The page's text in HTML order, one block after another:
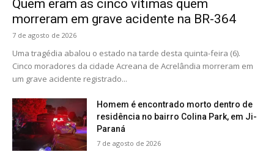
Quem eram as cinco vítimas quem
morreram em grave acidente na BR-364
7 de agosto de 2026
Uma tragédia abalou o estado na tarde desta quinta-feira (6).
Cinco moradores da cidade Acreana de Acrelândia morreram em
um grave acidente registrado...
Homem é encontrado morto dentro de
residência no bairro Colina Park, em Ji-
Paraná
7 de agosto de 2026